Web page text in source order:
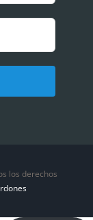
los derechos